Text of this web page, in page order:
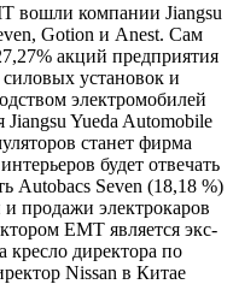
вошли компании Jiangsu
Gotion и Anest. Сам
акций предприятия
установок и
электромобилей
Yueda Automobile
станет фирма
будет отвечать
Autobacs Seven (18,18 %)
и продажи электрокаров
EMT является экс-
директора по
Nissan в Китае